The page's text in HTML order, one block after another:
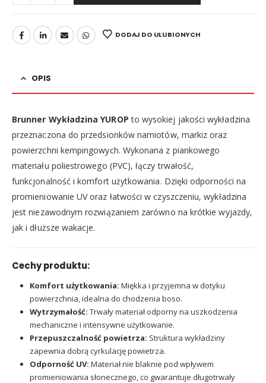
DODAJ DO ULUBIONYCH
OPIS
Brunner Wykładzina YUROP to wysokiej jakości wykładzina
przeznaczona do przedsionków namiotów, markiz oraz
powierzchni kempingowych. Wykonana z piankowego
materiału poliestrowego (PVC), łączy trwałość,
funkcjonalność i komfort użytkowania. Dzięki odporności na
promieniowanie UV oraz łatwości w czyszczeniu, wykładzina
jest niezawodnym rozwiązaniem zarówno na krótkie wyjazdy,
jak i dłuższe wakacje.
Cechy produktu:
Komfort użytkowania: Miękka i przyjemna w dotyku
powierzchnia, idealna do chodzenia boso.
Wytrzymałość: Trwały materiał odporny na uszkodzenia
mechaniczne i intensywne użytkowanie.
Przepuszczalność powietrza: Struktura wykładziny
zapewnia dobrą cyrkulację powietrza.
Odporność UV: Materiał nie blaknie pod wpływem
promieniowania słonecznego, co gwarantuje długotrwały